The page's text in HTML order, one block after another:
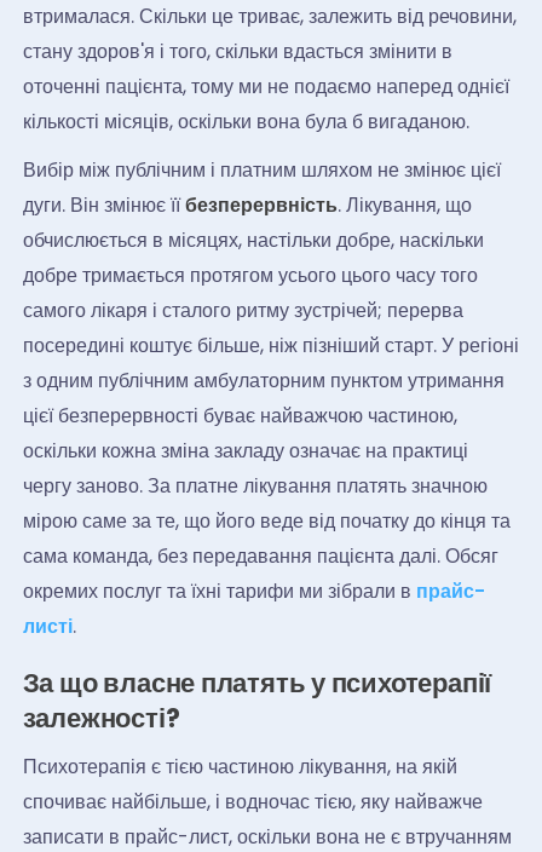
втрималася. Скільки це триває, залежить від речовини,
стану здоров'я і того, скільки вдасться змінити в
оточенні пацієнта, тому ми не подаємо наперед однієї
кількості місяців, оскільки вона була б вигаданою.
Вибір між публічним і платним шляхом не змінює цієї
дуги. Він змінює їїбезперервність. Лікування, що
обчислюється в місяцях, настільки добре, наскільки
добре тримається протягом усього цього часу того
самого лікаря і сталого ритму зустрічей; перерва
посередині коштує більше, ніж пізніший старт. У регіоні
з одним публічним амбулаторним пунктом утримання
цієї безперервності буває найважчою частиною,
оскільки кожна зміна закладу означає на практиці
чергу заново. За платне лікування платять значною
мірою саме за те, що його веде від початку до кінця та
сама команда, без передавання пацієнта далі. Обсяг
окремих послуг та їхні тарифи ми зібрали в прайс-
листі.
За що власне платять у психотерапії
залежності?
Психотерапія є тією частиною лікування, на якій
спочиває найбільше, і водночас тією, яку найважче
записати в прайс-лист, оскільки вона не є втручанням